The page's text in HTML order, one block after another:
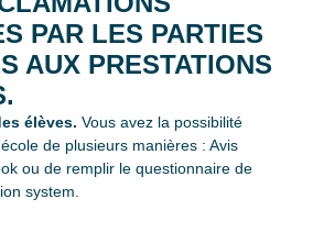
PAR LES PARTIES
AUX PRESTATIONS
élèves. Vous avez la possibilité
de plusieurs manières : Avis
ou de remplir le questionnaire de
system.